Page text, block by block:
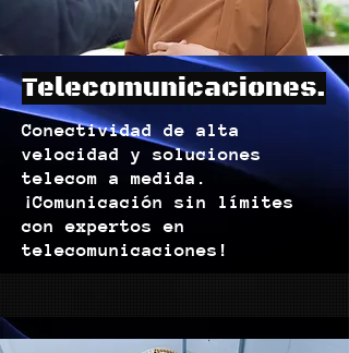
Telecomunicaciones.
Conectividad de alta
velocidad y soluciones
telecom a medida.
¡Comunicación sin límites
con expertos en
telecomunicaciones!